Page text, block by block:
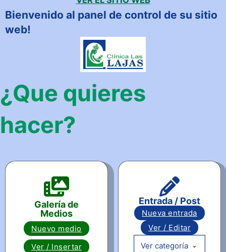
Bienvenido al panel de control de su sitio
web!
¿Que quieres
hacer?
Galería de
Medios
Nuevo medio
Ver / Insertar
Entrada / Post
Nueva entrada
Ver / Editar